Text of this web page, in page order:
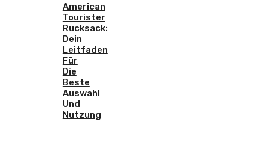
American
Tourister
Rucksack:
Dein
Leitfaden
Für
Die
Beste
Auswahl
Und
Nutzung